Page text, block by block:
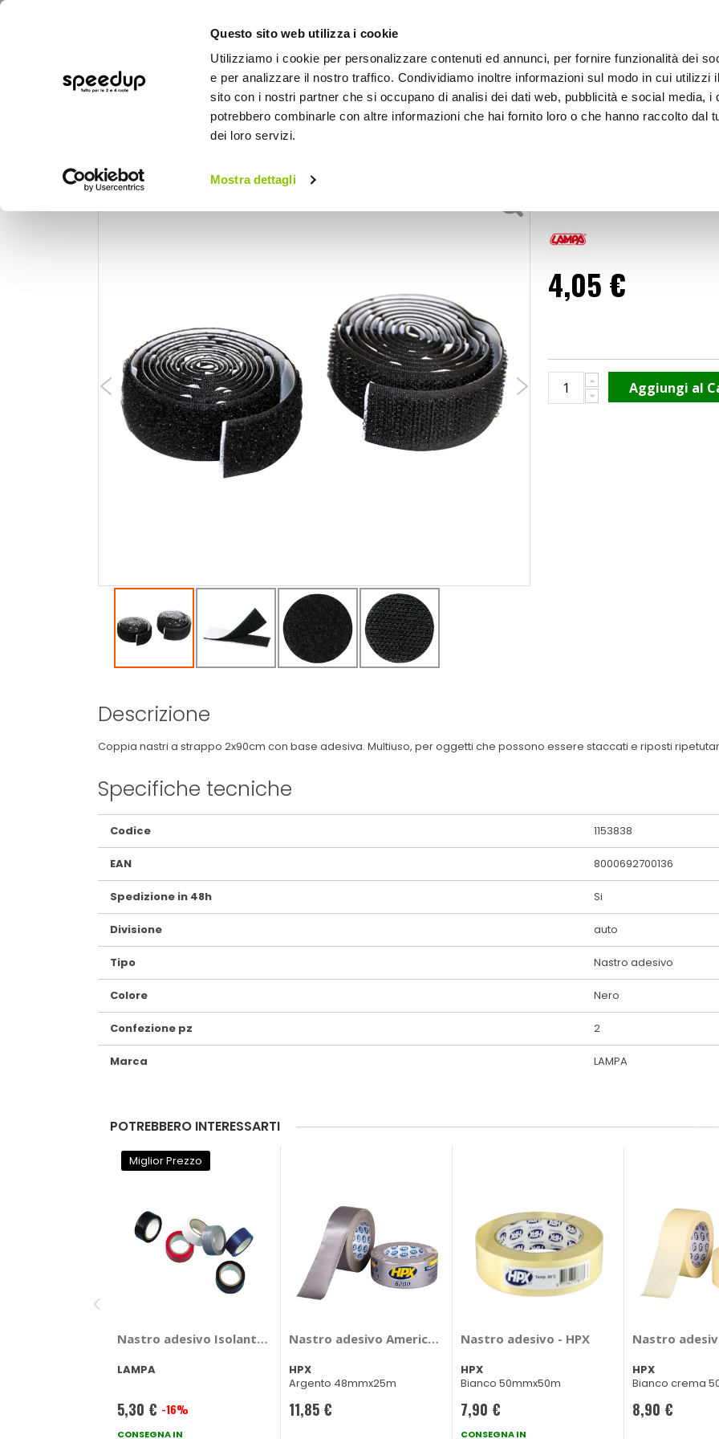
Questo sito web utilizza i cookie
Utilizziamo i cookie per personalizzare contenuti ed annunci, per fornire funzionalità dei
e per analizzare il nostro traffico. Condividiamo inoltre informazioni sul modo in cui utilizzi
sito con i nostri partner che si occupano di analisi dei dati web, pubblicità e social media, i
potrebbero combinarle con altre informazioni che hai fornito loro o che hanno raccolto dal
dei loro servizi.
Mostra dettagli
BICI OUTDOOR
Home
4,05 €
Aggiungi al
Descrizione
Coppia nastri a strappo 2x90cm con base adesiva. Multiuso, per oggetti che possono essere staccati e riposti
Specifiche tecniche
Maggiori
Informazioni
Codice 1153838
EAN 8000692700136
Spedizione in 48h Si
Divisione auto
Tipo Nastro adesivo
Colore Nero
Confezione pz 2
Marca LAMPA
POTREBBERO INTERESSARTI
Miglior Prezzo
Nastro adesivo Isolante - LAMPA
LAMPA
Prezzo
speciale
5,30 € -16%
CONSEGNA IN
Nastro adesivo Americano telato 6200 Repair Tape - HPX
HPX
Argento 48mmx25m
11,85 €
Nastro adesivo - HPX
HPX
Bianco 50mmx50m
7,90 €
CONSEGNA IN
Nastro
HPX
Bianco crema
8,90 €